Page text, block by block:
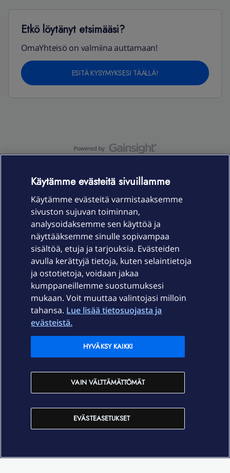
Etkö löytänyt etsimääsi?
OmaYhteisö on valmiina auttamaan!
ESITÄ KYSYMYKSESI TÄÄLLÄ!
Laitteet & liittymät
Palvelut
Ajankohtaista
Elisa Oyj
In English
Käytämme evästeitä sivuillamme
Käytämme evästeitä varmistaaksemme
sivuston sujuvan toiminnan,
analysoidaksemme sen käyttöä ja
näyttääksemme sinulle sopivampaa
sisältöä, etuja ja tarjouksia. Evästeiden
avulla kerättyjä tietoja, kuten selaintietoja
ja ostotietoja, voidaan jakaa
kumppaneillemme suostumuksesi
mukaan. Voit muuttaa valintojasi milloin
tahansa. Lue lisää tietosuojasta ja
evästeistä.
EVÄSTEASETUKSET
VAIN VÄLTTÄMÄTTÖMÄT
HYVÄKSY KAIKKI